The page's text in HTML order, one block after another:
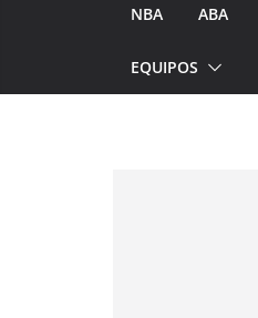
NBA ABA
EQUIPOS